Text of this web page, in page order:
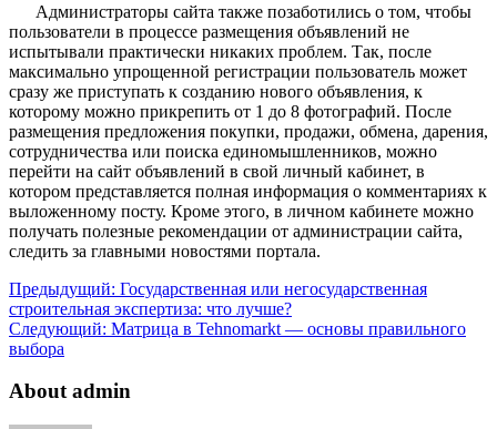
Администраторы сайта также позаботились о том, чтобы
пользователи в процессе размещения объявлений не
испытывали практически никаких проблем. Так, после
максимально упрощенной регистрации пользователь может
сразу же приступать к созданию нового объявления, к
которому можно прикрепить от 1 до 8 фотографий. После
размещения предложения покупки, продажи, обмена, дарения,
сотрудничества или поиска единомышленников, можно
перейти на сайт объявлений в свой личный кабинет, в
котором представляется полная информация о комментариях к
выложенному посту. Кроме этого, в личном кабинете можно
получать полезные рекомендации от администрации сайта,
следить за главными новостями портала.
Предыдущий: Государственная или негосударственная
строительная экспертиза: что лучше?
Следующий: Матрица в Tehnomarkt — основы правильного
выбора
About admin